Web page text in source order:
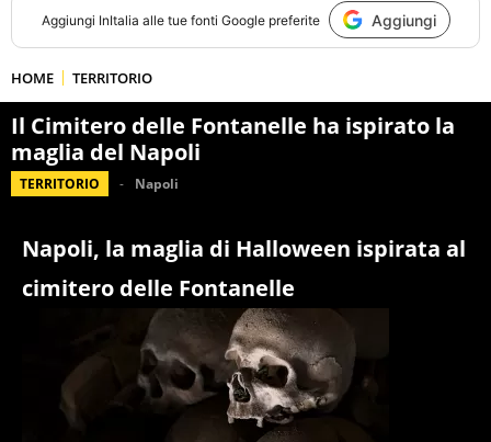
Aggiungi InItalia alle tue fonti Google preferite Aggiungi
HOME TERRITORIO
Il Cimitero delle Fontanelle ha ispirato la
maglia del Napoli
TERRITORIO Napoli
Napoli, la maglia di Halloween ispirata al
cimitero delle Fontanelle